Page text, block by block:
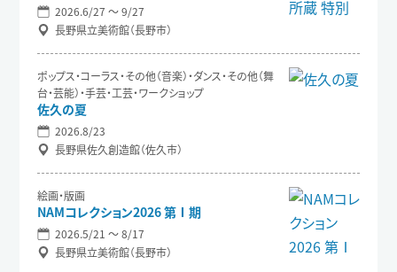
2026.6/27 〜 9/27
長野県立美術館（長野市）
ポップス・コーラス・その他（音楽）・ダンス・その他（舞
台・芸能）・手芸・工芸・ワークショップ
佐久の夏
2026.8/23
長野県佐久創造館（佐久市）
絵画・版画
NAMコレクション2026 第Ⅰ期
2026.5/21 〜 8/17
長野県立美術館（長野市）